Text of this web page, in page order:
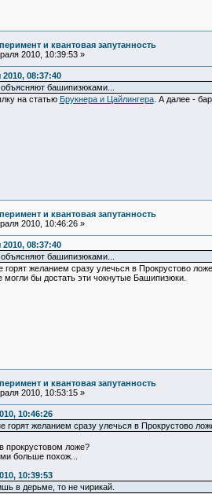
и квантовая запутанность
2010, 10:39:53 »
08:37:40
башипизюками...
на статью Брукнера и Цайлингера. А далее -
и квантовая запутанность
2010, 10:46:26 »
08:37:40
башипизюками...
горят желанием сразу улечься в Прокрустово
бы достать эти чокнутые Башипизюки.
и квантовая запутанность
2010, 10:53:15 »
10:46:26
горят желанием сразу улечься в Прокрустово
прокрустовом ложе?
больше похож...
10:39:53
в дерьме, то не чирикай.